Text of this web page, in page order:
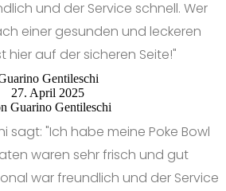
und der Service schnell. Wer
einer gesunden und leckeren
hier auf der sicheren Seite!"
Gentileschi
27. April 2025
Guarino Gentileschi
sagt: "Ich habe meine Poke Bowl
waren sehr frisch und gut
war freundlich und der Service